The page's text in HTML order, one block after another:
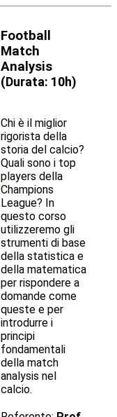
Football
Match
Analysis
(Durata: 10h)
Chi è il miglior
rigorista della
storia del calcio?
Quali sono i top
players della
Champions
League? In
questo corso
utilizzeremo gli
strumenti di base
della statistica e
della matematica
per rispondere a
domande come
queste e per
introdurre i
principi
fondamentali
della match
analysis nel
calcio.